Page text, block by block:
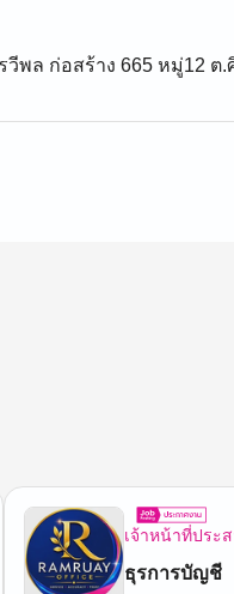
วีพล ก่อสร้าง 665 หมู่12
เจ้าหน้าที่ประ
ธุรการบัญชี